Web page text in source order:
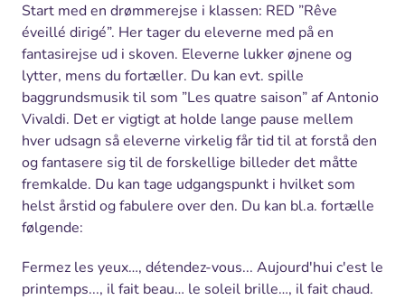
Start med en drømmerejse i klassen: RED ”Rêve
éveillé dirigé”. Her tager du eleverne med på en
fantasirejse ud i skoven. Eleverne lukker øjnene og
lytter, mens du fortæller. Du kan evt. spille
baggrundsmusik til som ”Les quatre saison” af Antonio
Vivaldi. Det er vigtigt at holde lange pause mellem
hver udsagn så eleverne virkelig får tid til at forstå den
og fantasere sig til de forskellige billeder det måtte
fremkalde. Du kan tage udgangspunkt i hvilket som
helst årstid og fabulere over den. Du kan bl.a. fortælle
følgende:
Fermez les yeux…, détendez-vous... Aujourd'hui c'est le
printemps..., il fait beau… le soleil brille…, il fait chaud.